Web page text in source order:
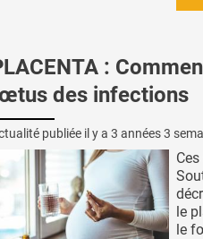
:
des infections
publiée il y a 3 années 3
le
le